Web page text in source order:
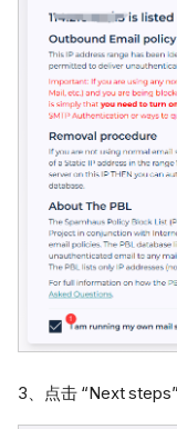
3、点击 “Next